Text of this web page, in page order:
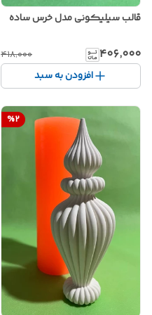
قالب سیلیکونی مدل خرس ساده
۴۰۶٬۰۰۰ ۴۱۸٬۰۰۰
افزودن به سبد
%2